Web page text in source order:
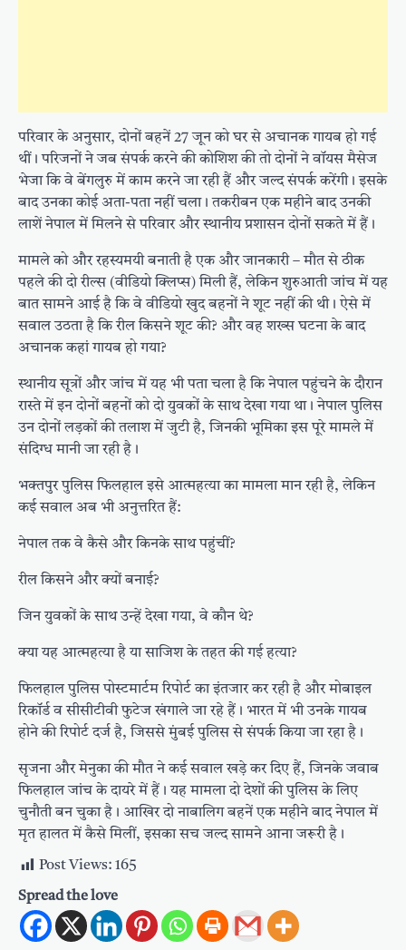
परिवार के अनुसार, दोनों बहनें 27 जून को घर से अचानक गायब हो गई
थीं। परिजनों ने जब संपर्क करने की कोशिश की तो दोनों ने वॉयस मैसेज
भेजा कि वे बेंगलुरु में काम करने जा रही हैं और जल्द संपर्क करेंगी। इसके
बाद उनका कोई अता-पता नहीं चला। तकरीबन एक महीने बाद उनकी
लाशें नेपाल में मिलने से परिवार और स्थानीय प्रशासन दोनों सकते में हैं।
मामले को और रहस्यमयी बनाती है एक और जानकारी – मौत से ठीक
पहले की दो रील्स (वीडियो क्लिप्स) मिली हैं, लेकिन शुरुआती जांच में यह
बात सामने आई है कि वे वीडियो खुद बहनों ने शूट नहीं की थी। ऐसे में
सवाल उठता है कि रील किसने शूट की? और वह शख्स घटना के बाद
अचानक कहां गायब हो गया?
स्थानीय सूत्रों और जांच में यह भी पता चला है कि नेपाल पहुंचने के दौरान
रास्ते में इन दोनों बहनों को दो युवकों के साथ देखा गया था। नेपाल पुलिस
उन दोनों लड़कों की तलाश में जुटी है, जिनकी भूमिका इस पूरे मामले में
संदिग्ध मानी जा रही है।
भक्तपुर पुलिस फिलहाल इसे आत्महत्या का मामला मान रही है, लेकिन
कई सवाल अब भी अनुत्तरित हैं:
नेपाल तक वे कैसे और किनके साथ पहुंचीं?
रील किसने और क्यों बनाई?
जिन युवकों के साथ उन्हें देखा गया, वे कौन थे?
क्या यह आत्महत्या है या साजिश के तहत की गई हत्या?
फिलहाल पुलिस पोस्टमार्टम रिपोर्ट का इंतजार कर रही है और मोबाइल
रिकॉर्ड व सीसीटीवी फुटेज खंगाले जा रहे हैं। भारत में भी उनके गायब
होने की रिपोर्ट दर्ज है, जिससे मुंबई पुलिस से संपर्क किया जा रहा है।
सृजना और मेनुका की मौत ने कई सवाल खड़े कर दिए हैं, जिनके जवाब
फिलहाल जांच के दायरे में हैं। यह मामला दो देशों की पुलिस के लिए
चुनौती बन चुका है। आखिर दो नाबालिग बहनें एक महीने बाद नेपाल में
मृत हालत में कैसे मिलीं, इसका सच जल्द सामने आना जरूरी है।
Post Views: 165
Spread the love